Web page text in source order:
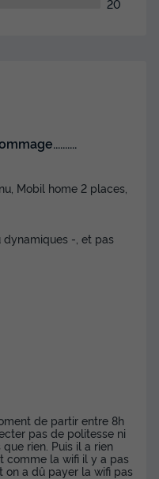
20
Mobil home 2 places,
-, et pas
de partir entre 8h
pas de politesse ni
rien. Puis il a rien
comme la wifi il y a pas
on a dû payer la wifi pas